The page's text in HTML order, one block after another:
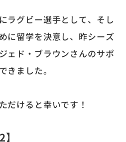
ラグビー選手として、そし
に留学を決意し、昨シーズ
ェド・ブラウンさんのサポ
きました。
だけると幸いです！